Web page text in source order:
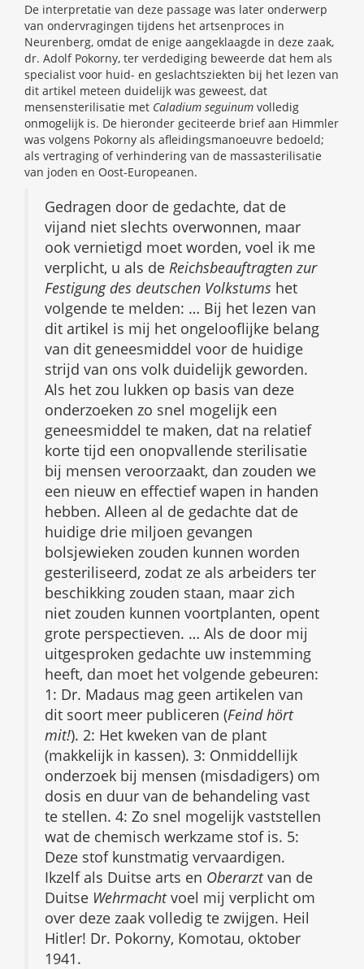
De interpretatie van deze passage was later onderwerp
van ondervragingen tijdens het artsenproces in
Neurenberg, omdat de enige aangeklaagde in deze zaak,
dr. Adolf Pokorny, ter verdediging beweerde dat hem als
specialist voor huid- en geslachtsziekten bij het lezen van
dit artikel meteen duidelijk was geweest, dat
mensensterilisatie met Caladium seguinum volledig
onmogelijk is. De hieronder geciteerde brief aan Himmler
was volgens Pokorny als afleidingsmanoeuvre bedoeld;
als vertraging of verhindering van de massasterilisatie
van joden en Oost-Europeanen.
Gedragen door de gedachte, dat de
vijand niet slechts overwonnen, maar
ook vernietigd moet worden, voel ik me
verplicht, u als de Reichsbeauftragten zur
Festigung des deutschen Volkstums het
volgende te melden: … Bij het lezen van
dit artikel is mij het ongelooflijke belang
van dit geneesmiddel voor de huidige
strijd van ons volk duidelijk geworden.
Als het zou lukken op basis van deze
onderzoeken zo snel mogelijk een
geneesmiddel te maken, dat na relatief
korte tijd een onopvallende sterilisatie
bij mensen veroorzaakt, dan zouden we
een nieuw en effectief wapen in handen
hebben. Alleen al de gedachte dat de
huidige drie miljoen gevangen
bolsjewieken zouden kunnen worden
gesteriliseerd, zodat ze als arbeiders ter
beschikking zouden staan, maar zich
niet zouden kunnen voortplanten, opent
grote perspectieven. … Als de door mij
uitgesproken gedachte uw instemming
heeft, dan moet het volgende gebeuren:
1: Dr. Madaus mag geen artikelen van
dit soort meer publiceren (Feind hört
mit!). 2: Het kweken van de plant
(makkelijk in kassen). 3: Onmiddellijk
onderzoek bij mensen (misdadigers) om
dosis en duur van de behandeling vast
te stellen. 4: Zo snel mogelijk vaststellen
wat de chemisch werkzame stof is. 5:
Deze stof kunstmatig vervaardigen.
Ikzelf als Duitse arts en Oberarztvan de
Duitse Wehrmachtvoel mij verplicht om
over deze zaak volledig te zwijgen. Heil
Hitler! Dr. Pokorny, Komotau, oktober
1941.